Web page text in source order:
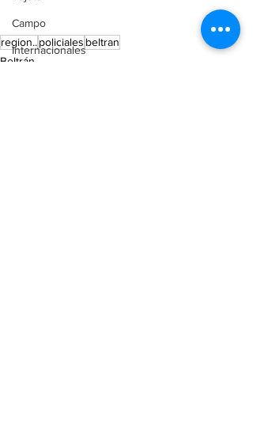
Campo
Internacionales
region..policiales beltran
Beltrán